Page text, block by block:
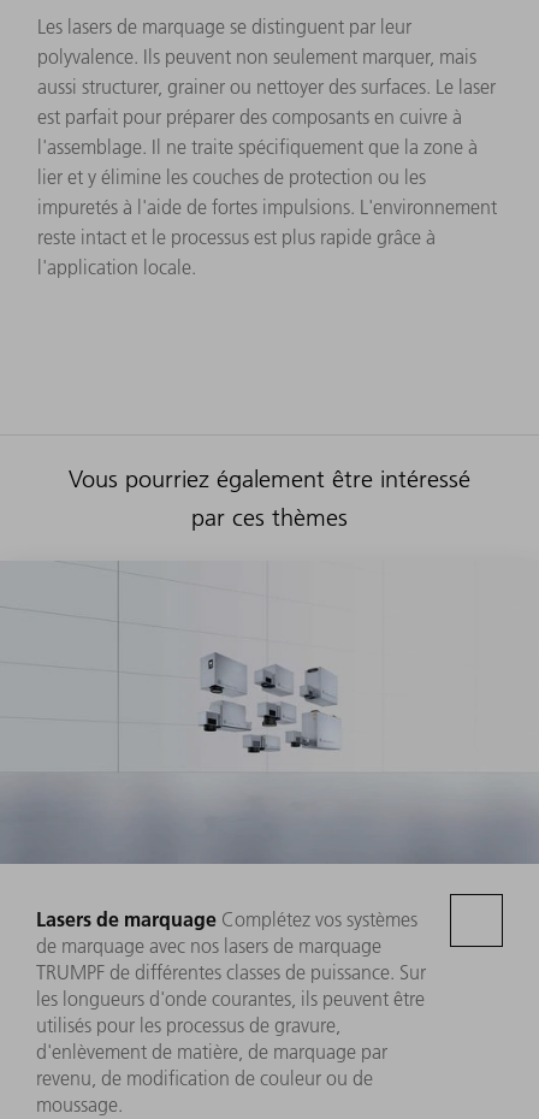
Les lasers de marquage se distinguent par leur
polyvalence. Ils peuvent non seulement marquer, mais
aussi structurer, grainer ou nettoyer des surfaces. Le laser
est parfait pour préparer des composants en cuivre à
l'assemblage. Il ne traite spécifiquement que la zone à
lier et y élimine les couches de protection ou les
impuretés à l'aide de fortes impulsions. L'environnement
reste intact et le processus est plus rapide grâce à
l'application locale.
Vous pourriez également être intéressé
par ces thèmes
Lasers de marquage Complétez vos systèmes
de marquage avec nos lasers de marquage
TRUMPF de différentes classes de puissance. Sur
les longueurs d'onde courantes, ils peuvent être
utilisés pour les processus de gravure,
d'enlèvement de matière, de marquage par
revenu, de modification de couleur ou de
moussage.